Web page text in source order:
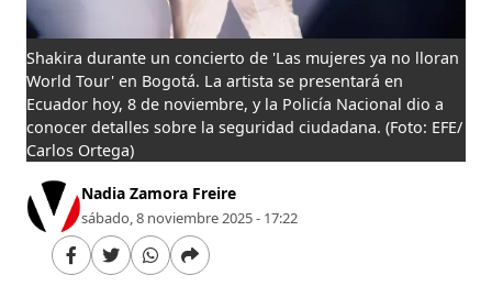
Shakira durante un concierto de 'Las mujeres ya no lloran
World Tour' en Bogotá. La artista se presentará en
Ecuador hoy, 8 de noviembre, y la Policía Nacional dio a
conocer detalles sobre la seguridad ciudadana. (Foto: EFE/
Carlos Ortega)
Nadia Zamora Freire
sábado, 8 noviembre 2025 - 17:22